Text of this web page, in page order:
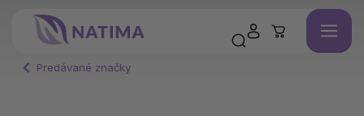
Predávané značky